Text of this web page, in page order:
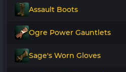
Assault Boots
Ogre Power Gauntlets
Sage's Worn Gloves